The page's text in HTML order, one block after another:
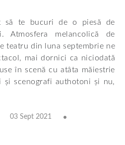
să te bucuri de o piesă de
Atmosfera melancolică de
teatru din luna septembrie ne
mai dornici ca niciodată
în scenă cu atâta măiestrie
și scenografi authotoni și nu,
03 Sept 2021